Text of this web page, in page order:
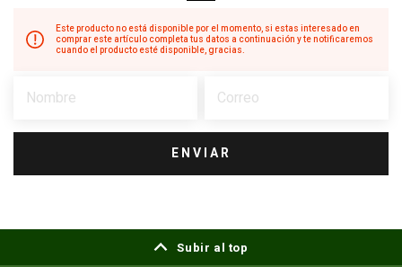
Este producto no está disponible por el momento, si estas interesado en
comprar este artículo completa tus datos a continuación y te notificaremos
cuando el producto esté disponible, gracias.
ENVIAR
Subir al top